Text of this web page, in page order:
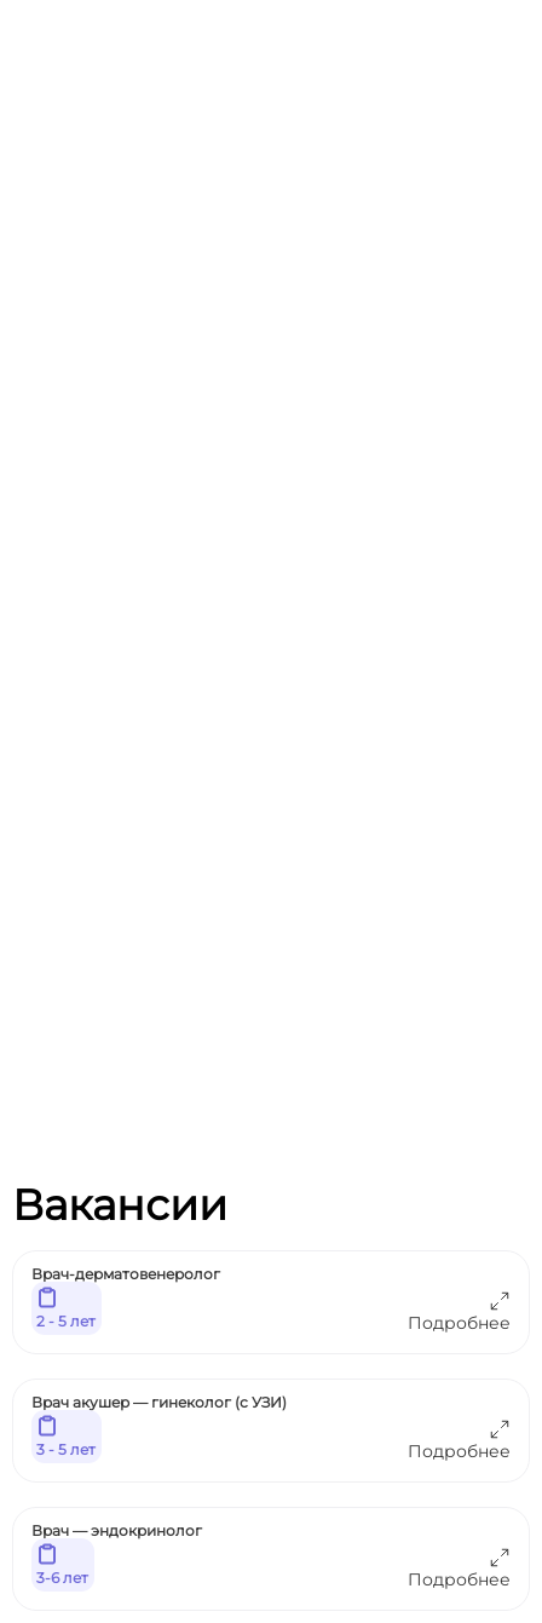
Вакансии
Врач-дерматовенеролог
Подробнее
2 - 5 лет
Врач акушер — гинеколог (с УЗИ)
Подробнее
3 - 5 лет
Врач — эндокринолог
Подробнее
3-6 лет